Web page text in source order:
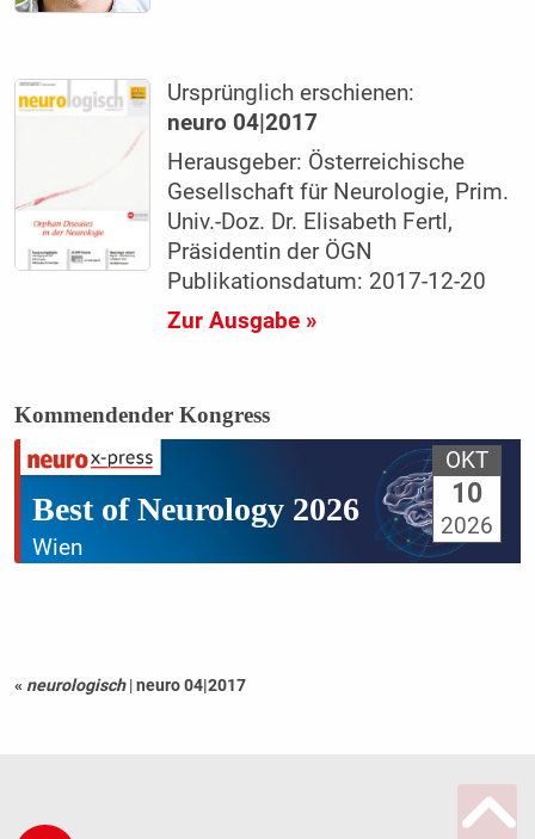
Ursprünglich erschienen:
neuro 04|2017
Herausgeber: Österreichische
Gesellschaft für Neurologie, Prim.
Univ.-Doz. Dr. Elisabeth Fertl,
Präsidentin der ÖGN
Publikationsdatum: 2017-12-20
Zur Ausgabe »
Kommendender Kongress
Best of Neurology 2026
Wien
OKT
10
2026
« neurologisch |neuro 04|2017